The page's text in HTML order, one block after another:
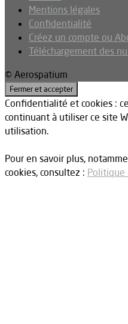
Mentions légales
Confidentialité
Créez un compte ou
Téléchargement des
© Aerospatium
Confidentialité et cookies :
continuant à utiliser ce site
utilisation.
Pour en savoir plus,
cookies, consultez : Politique